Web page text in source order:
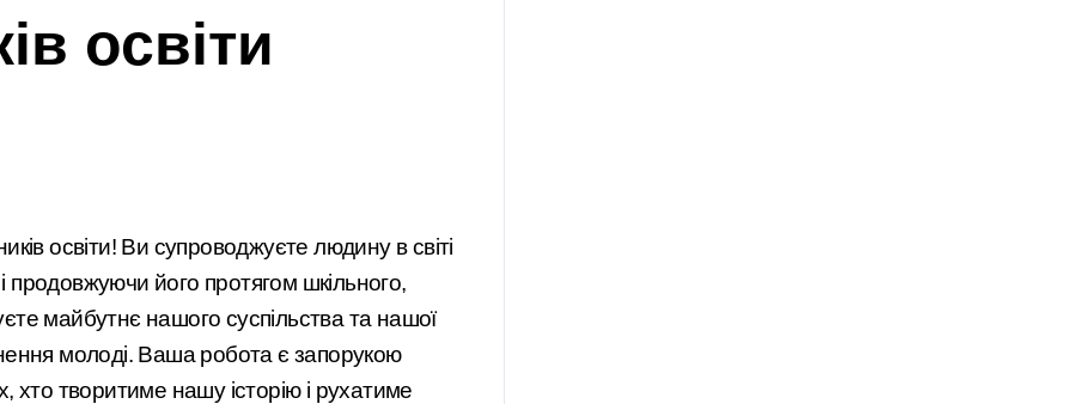
освіти
освіти! Ви супроводжуєте людину в світі
його протягом шкільного,
майбутнє нашого суспільства та нашої
молоді. Ваша робота є запорукою
хто творитиме нашу історію і рухатиме